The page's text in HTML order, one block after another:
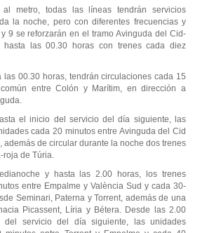
metro, todas las líneas tendrán servicios
la noche, pero con diferentes frecuencias y
9 se reforzarán en el tramo Avinguda del Cid-
hasta las 00.30 horas con trenes cada diez
las 00.30 horas, tendrán circulaciones cada 15
entre Colón y Marítim, en dirección a
el inicio del servicio del día siguiente, las
cada 20 minutos entre Avinguda del Cid
además de circular durante la noche dos trenes
roja de Túria.
y hasta las 2.00 horas, los trenes
entre Empalme y València Sud y cada 30-
Seminari, Paterna y Torrent, además de una
Picassent, Líria y Bétera. Desde las 2.00
del servicio del día siguiente, las unidades